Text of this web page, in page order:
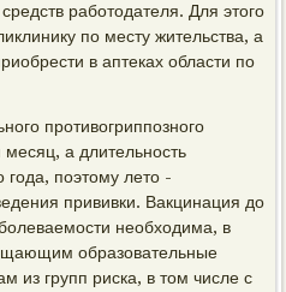
работодателя. Для этого
по месту жительства, а
в аптеках области по
противогриппозного
а длительность
года, поэтому лето -
прививки. Вакцинация до
необходима, в
образовательные
из групп риска, в том числе с